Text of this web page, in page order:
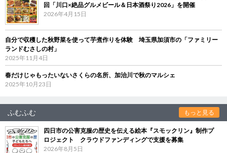
回「川口×絶品グルメビール＆日本酒祭り2026」を開催
2026年4月15日
自分で収穫した秋野菜を使って芋煮作りを体験 埼玉県加須市の「ファミリー
ランドむさしの村」
2025年11月4日
春だけじゃもったいないさくらの名所、加治川で秋のマルシェ
2025年10月23日
ふむふむ もっと見る
四日市の公害克服の歴史を伝える絵本『スモックリン』制作プ
ロジェクト クラウドファンディングで支援を募集
2026年8月5日